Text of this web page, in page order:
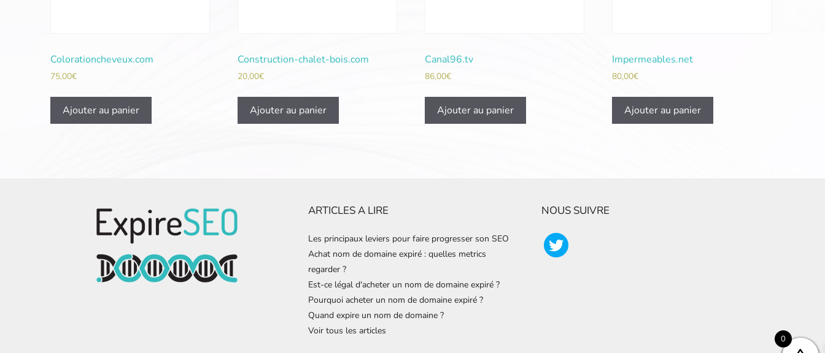
Colorationcheveux.com
75,00€
Ajouter au panier
Construction-chalet-bois.com
20,00€
Ajouter au panier
Canal96.tv
86,00€
Ajouter au panier
Impermeables.net
80,00€
Ajouter au panier
ARTICLES A LIRE
Les principaux leviers pour faire progresser son SEO
Achat nom de domaine expiré : quelles metrics
regarder ?
Est-ce légal d'acheter un nom de domaine expiré ?
Pourquoi acheter un nom de domaine expiré ?
Quand expire un nom de domaine ?
Voir tous les articles
NOUS SUIVRE
0